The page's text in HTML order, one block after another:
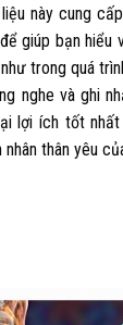
này cung
giúp bạn hiểu
trong quá
nghe và ghi
lợi ích tốt
thân yêu